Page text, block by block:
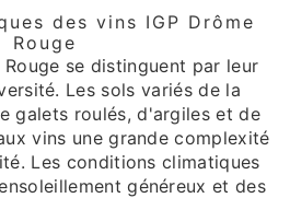
des vins IGP Drôme
Rouge
Rouge se distinguent par leur
Les sols variés de la
galets roulés, d'argiles et de
vins une grande complexité
Les conditions climatiques
généreux et des